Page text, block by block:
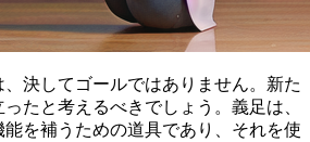
決してゴールではありません。 新た
った と考えるべきでしょう。義足は、
を補うための道具であり、それを使